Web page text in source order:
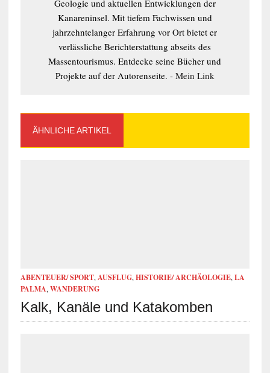
Geologie und aktuellen Entwicklungen der
Kanareninsel. Mit tiefem Fachwissen und
jahrzehntelanger Erfahrung vor Ort bietet er
verlässliche Berichterstattung abseits des
Massentourismus. Entdecke seine Bücher und
Projekte auf der Autorenseite. - Mein Link
ÄHNLICHE ARTIKEL
ABENTEUER/ SPORT, AUSFLUG, HISTORIE/ ARCHÄOLOGIE, LA
PALMA, WANDERUNG
Kalk, Kanäle und Katakomben